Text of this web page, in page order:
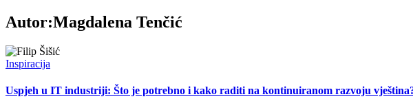
Autor:Magdalena Tenčić
Inspiracija
Uspjeh u IT industriji: Što je potrebno i kako raditi na kontinuiranom razvoju